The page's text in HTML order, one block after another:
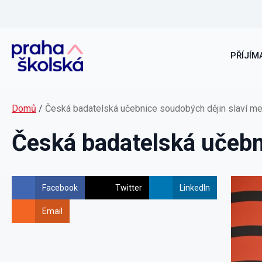
Domů / Česká badatelská učebnice soudobých dějin slaví
Česká badatelská
Facebook Twitter LinkedIn
Email